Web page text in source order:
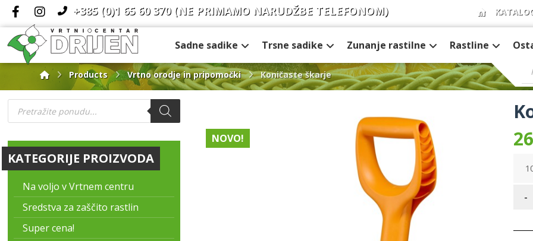
+385 (0)1 65 60 370 (NE PRIMAMO NARUDŽBE TELEFONOM)
Sadne sadike Trsne sadike Zunanje rastilne Rastline
Products Vrtno orodje in pripomočki Koničaste škarje
NOVO!
-
KATEGORIJE PROIZVODA
Na voljo v Vrtnem centru
Sredstva za zaščito rastlin
Super cena!